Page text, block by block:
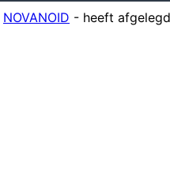
Eindelijk: schip dat
In een ideale
"Nu ik
NOVANOID - heeft